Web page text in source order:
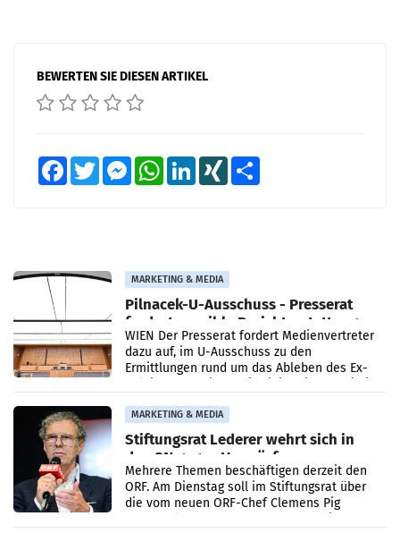
BEWERTEN SIE DIESEN ARTIKEL
FacebookTwitter MessengerWhatsAppLinkedInXING
MARKETING & MEDIA
Pilnacek-U-Ausschuss - Presserat
fordert sensible Berichterstattung
WIEN Der Presserat fordert Medienvertreter
dazu auf, im U-Ausschuss zu den
Ermittlungen rund um das Ableben des Ex-
MARKETING & MEDIA
Stiftungsrat Lederer wehrt sich in
den SN gegen Vorwürfe
Mehrere Themen beschäftigen derzeit den
ORF. Am Dienstag soll im Stiftungsrat über
die vom neuen ORF-Chef Clemens Pig